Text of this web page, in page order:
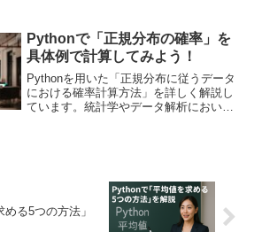
をそのまま使用する方法、④plotlyモジュ
ールを使用する方法を紹介します。
Pythonで「正規分布の確率」を
具体例で計算してみよう！
Pythonを用いた「正規分布に従うデータ
における確率計算方法」を詳しく解説し
ています。統計学やデータ解析において
る5つの方法」